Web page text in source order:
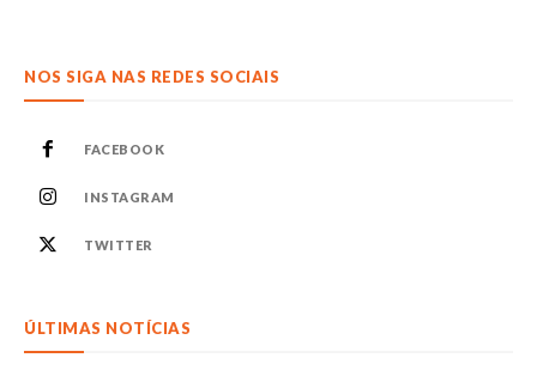
NOS SIGA NAS REDES SOCIAIS
FACEBOOK
INSTAGRAM
TWITTER
ÚLTIMAS NOTÍCIAS